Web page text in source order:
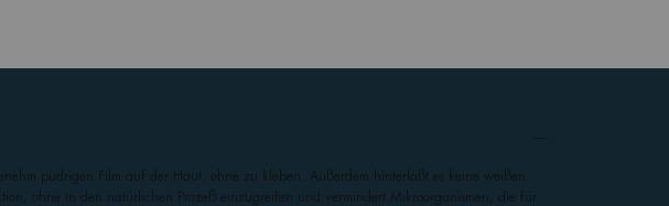
pudrigen Film auf der Haut, ohne zu kleben. Außerdem hinterläßt es keine weißen
ohne in den natürlichen Prozeß einzugreifen und vermindert Mikroorganismen, die für